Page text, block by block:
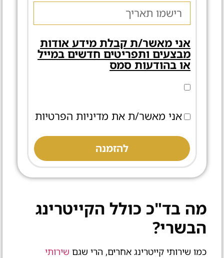
אני מאשר/ת קבלת מידע אודות
מבצעים ותפריטים חדשים במייל
או בהודעות סמס
אני מאשר/ת את מדיניות הפרטיות
להזמנה
מה בד"כ כולל הקייטרינג
הבשרי?
כמו שירותי קייטרינג אחרים, הרי שגם שירותי